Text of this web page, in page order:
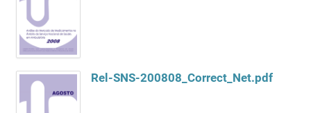
Rel-SNS-200808_Correct_Net.pdf